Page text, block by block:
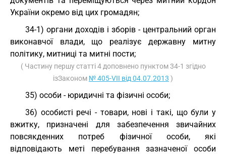
України окремо від цих громадян;
34-1) органи доходів і зборів - центральний орган
виконавчої влади, що реалізує державну митну
політику, митниці та митні пости;
( Частину першу статті 4 доповнено пунктом 34-1 згідно
ізЗаконом № 405-VII від 04.07.2013 )
35) особи - юридичні та фізичні особи;
36) особисті речі - товари, нові і такі, що були у
вжитку, призначені для забезпечення звичайних
повсякденних потреб фізичної особи, які
відповідають меті перебування зазначеної особи